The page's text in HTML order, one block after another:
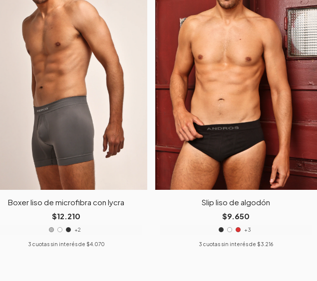
Boxer liso de microfibra con lycra
$12.210
+2
3 cuotas sin interés de $4.070
Slip liso de algodón
$9.650
+3
3 cuotas sin interés de $3.216